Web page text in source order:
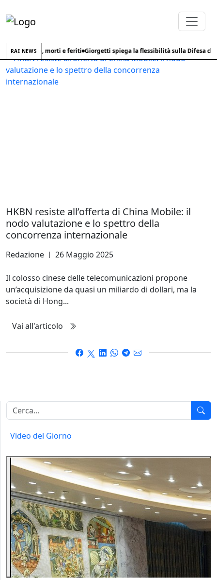
RAI NEWS
russo, morti e feriti Giorgetti spiega la flessibilità sulla Difesa
Home
Tag
HKBN resiste all’offerta di China Mobile: il
nodo valutazione e lo spettro della
concorrenza internazionale
Redazione | 26 Maggio 2025
Il colosso cinese delle telecomunicazioni propone
un’acquisizione da quasi un miliardo di dollari, ma la
società di Hong...
Vai all'articolo
Video del Giorno